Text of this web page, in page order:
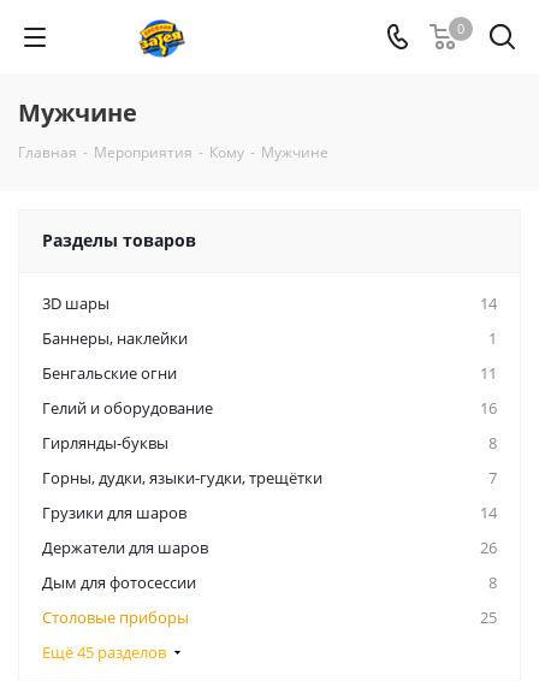
0
Мужчине
Главная - Мероприятия - Кому - Мужчине
Разделы товаров
3D шары
14
Баннеры, наклейки
1
Бенгальские огни
11
Гелий и оборудование
16
Гирлянды-буквы
8
Горны, дудки, языки-гудки, трещётки
7
Грузики для шаров
14
Держатели для шаров
26
Дым для фотосессии
8
Столовые приборы
25
Ещё 45 разделов